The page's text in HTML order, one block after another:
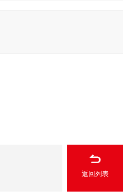
返回列表